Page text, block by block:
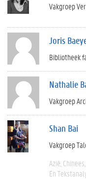
Vakgroep
Joris
Bibliotheek
Nathalie
Vakgroep
Shan Bai
Vakgroep
Azië Chinees
En